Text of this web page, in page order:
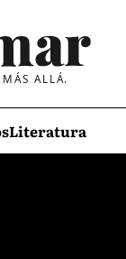
ALLÁ.
Literatura